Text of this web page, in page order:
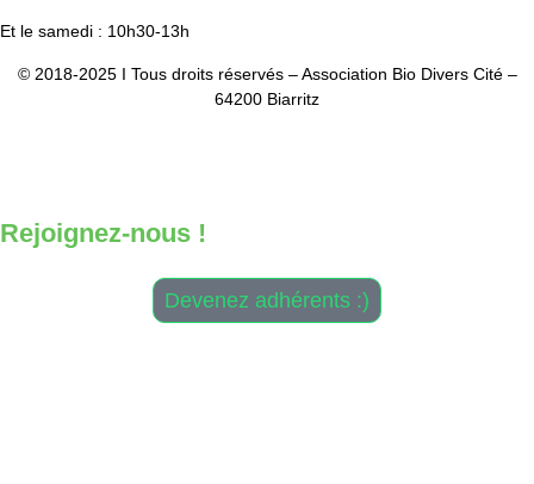
Et le samedi : 10h30-13h
© 2018-2025 I Tous droits réservés – Association Bio Divers Cité –
64200 Biarritz
Rejoignez-nous !
Devenez adhérents :)